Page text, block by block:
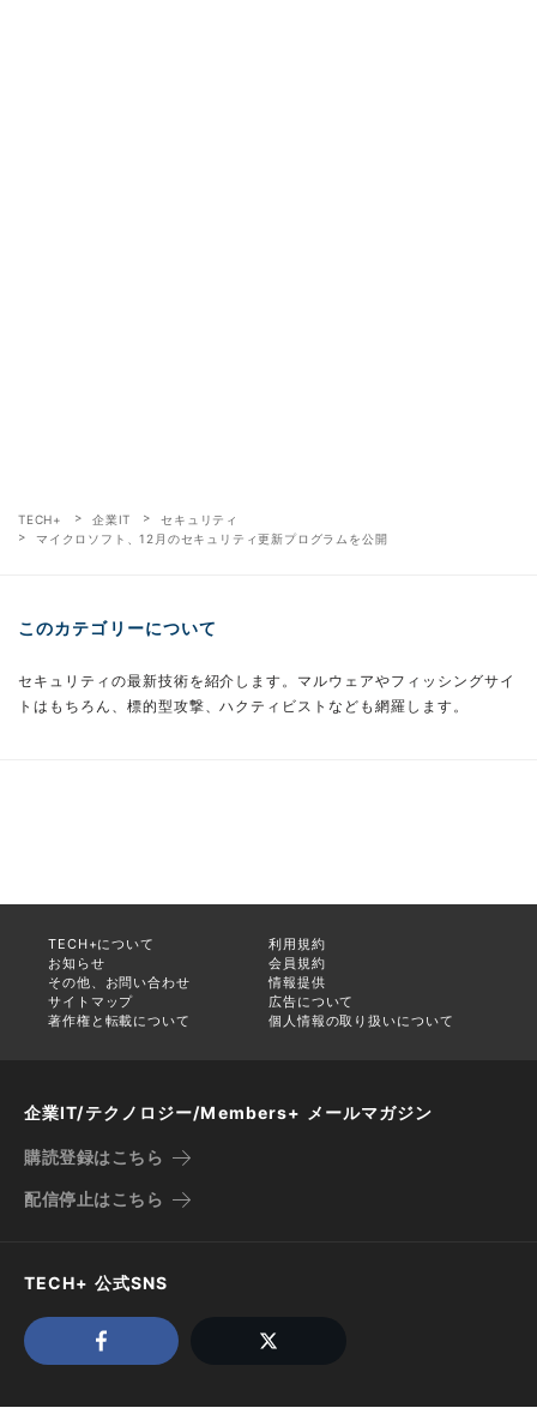
TECH+ 企業IT
セキュリティ
マイクロソフト、12月のセキュリティ更新プログラムを公開
このカテゴリーについて
セキュリティの最新技術を紹介します。マルウェアやフィッシングサイ
トはもちろん、標的型攻撃、ハクティビストなども網羅します。
TECH+について
利用規約
お知らせ
会員規約
その他、お問い合わせ
情報提供
サイトマップ
広告について
著作権と転載について
個人情報の取り扱いについて
企業IT/テクノロジー/Members+ メールマガジン
購読登録はこちら
配信停止はこちら
TECH+ 公式SNS